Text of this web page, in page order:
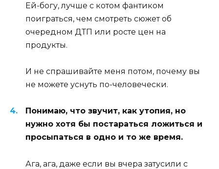
Ей-богу, лучше с котом фантиком
поиграться, чем смотреть сюжет об
очередном ДТП или росте цен на
продукты.
И не спрашивайте меня потом, почему вы
не можете уснуть по-человечески.
Понимаю, что звучит, как утопия, но
нужно хотя бы постараться ложиться и
просыпаться в одно и то же время.
Ага, ага, даже если вы вчера затусили с